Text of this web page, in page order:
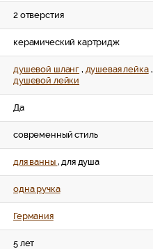
2 отверстия
керамический картридж
душевой шланг , душевая лейка,
душевой лейки
Да
современный стиль
для ванны , для душа
одна ручка
Германия
5 лет